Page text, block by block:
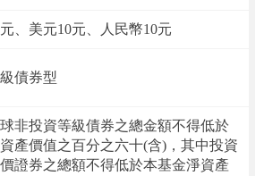
、美元10元、人民幣10元
債券型
非投資等級債券之總金額不得低於
產價值之百分之六十(含)，其中投資
證券之總額不得低於本基金淨資產